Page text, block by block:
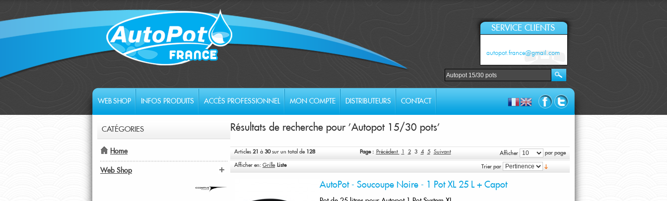
SERVICE CLIENTS
autopot.france@gmail.com
WEB SHOP INFOS PRODUITS ACCÈS PROFESSIONNEL MON COMPTE DISTRIBUTEURS CONTACT
Résultats de recherche pour 'Autopot 15/30 pots'
Articles 21 à 30sur un total de 128 Afficher par page
Page : Précédent 1 2 3 4 5 Suivant
Afficher en: Grille Liste Trier par
AutoPot - Soucoupe Noire - 1 Pot XL 25 L + Capot
CATÉGORIES
Home
Web Shop